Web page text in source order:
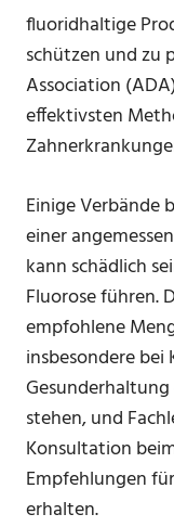
fluoridhaltige
schützen und zu
Association
effektivsten
Einige Verbände
einer
kann schädlich
Fluorose führen.
empfohlene
insbesondere bei
stehen, und
Konsultation
Empfehlungen
erhalten.